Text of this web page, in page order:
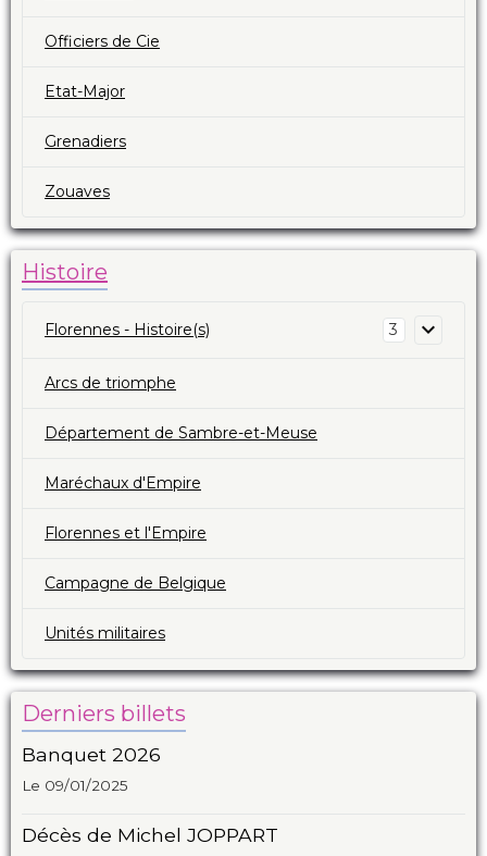
Officiers de Cie
Etat-Major
Grenadiers
Zouaves
Histoire
Florennes - Histoire(s) 3
Arcs de triomphe
Département de Sambre-et-Meuse
Maréchaux d'Empire
Florennes et l'Empire
Campagne de Belgique
Unités militaires
Derniers billets
Banquet 2026
Le 09/01/2025
Décès de Michel JOPPART